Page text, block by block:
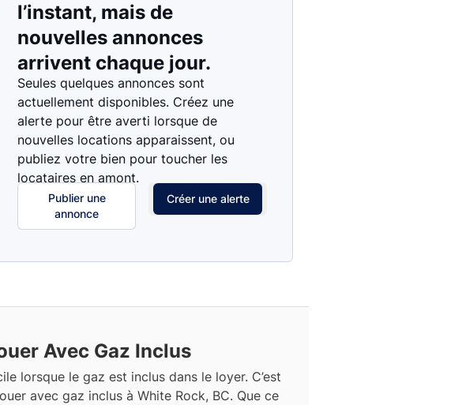
l’instant, mais de
nouvelles annonces
arrivent chaque jour.
Seules quelques annonces sont
actuellement disponibles. Créez une
alerte pour être averti lorsque de
nouvelles locations apparaissent, ou
publiez votre bien pour toucher les
locataires en amont.
Publier une
annonce
Créer une alerte
Avec Gaz Inclus
lorsque le gaz est inclus dans le loyer. C’est
avec gaz inclus à White Rock, BC. Que ce